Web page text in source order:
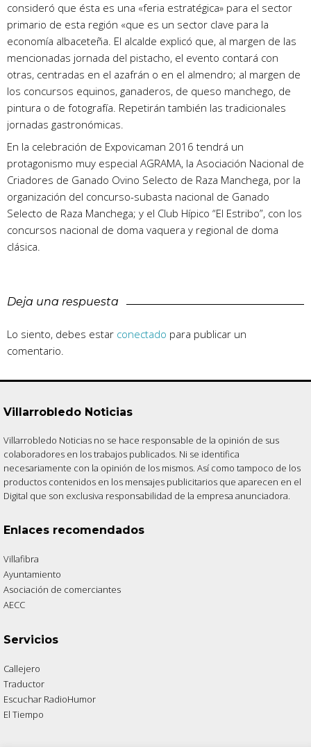
consideró que ésta es una «feria estratégica» para el sector
primario de esta región «que es un sector clave para la
economía albaceteña. El alcalde explicó que, al margen de las
mencionadas jornada del pistacho, el evento contará con
otras, centradas en el azafrán o en el almendro; al margen de
los concursos equinos, ganaderos, de queso manchego, de
pintura o de fotografía. Repetirán también las tradicionales
jornadas gastronómicas.
En la celebración de Expovicaman 2016 tendrá un
protagonismo muy especial AGRAMA, la Asociación Nacional de
Criadores de Ganado Ovino Selecto de Raza Manchega, por la
organización del concurso-subasta nacional de Ganado
Selecto de Raza Manchega; y el Club Hípico “El Estribo”, con los
concursos nacional de doma vaquera y regional de doma
clásica.
Deja una respuesta
Lo siento, debes estar conectado para publicar un
comentario.
Villarrobledo Noticias
Villarrobledo Noticias no se hace responsable de la opinión de sus
colaboradores en los trabajos publicados. Ni se identifica
necesariamente con la opinión de los mismos. Así como tampoco de los
productos contenidos en los mensajes publicitarios que aparecen en el
Digital que son exclusiva responsabilidad de la empresa anunciadora.
Enlaces recomendados
Villafibra
Ayuntamiento
Asociación de comerciantes
AECC
Servicios
Callejero
Traductor
Escuchar RadioHumor
El Tiempo